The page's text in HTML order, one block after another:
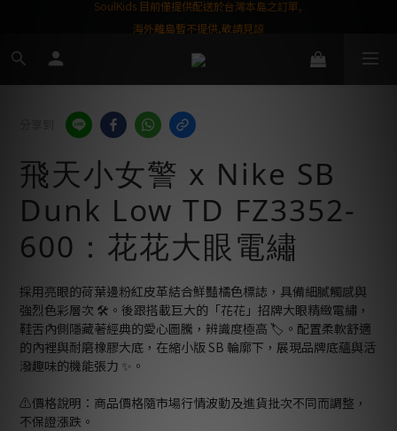
飛天小女警 x Nike SB
Dunk Low TD FZ3352-
600：花花大眼電繡
採用亮眼的荷葉邊粉紅皮革結合鮮豔橘色標誌，具備細膩觸感與
強烈色彩層次 🛠️。後跟搭載巨大的「花花」招牌大眼精緻電繡，
鞋舌內側隱藏著經典的愛心圖騰，辨識度極高 🏷️。配置柔軟舒適
的內裡與耐磨橡膠大底，在縮小版 SB 輪廓下，展現品牌底蘊與活
潑趣味的機能張力 ✨。
⚠️價格說明：商品價格隨市場行情波動及進貨批次不同而調整，
不保證漲跌。
屬購物金❤️
SoulKids 目前僅提供配送於台灣本島之訂單,
海外離島暫不提供,敬請見諒